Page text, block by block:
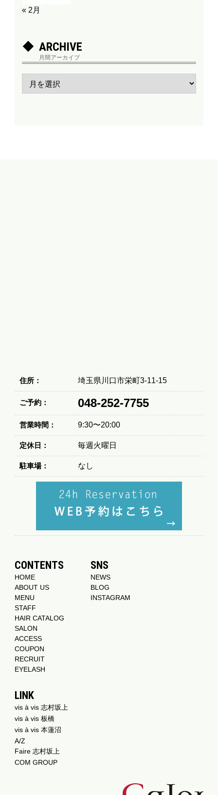
« 2月
ARCHIVE
月間アーカイブ
住所： 埼玉県川口市栄町3-11-15
ご予約： 048-252-7755
営業時間： 9:30〜20:00
定休日： 毎週火曜日
駐車場： なし
CONTENTS
HOME
ABOUT US
MENU
STAFF
HAIR CATALOG
SALON
ACCESS
COUPON
RECRUIT
EYELASH
SNS
NEWS
BLOG
INSTAGRAM
LINK
vis à vis 志村坂上
vis à vis 板橋
vis à vis 本蓮沼
A/Z
Faire 志村坂上
COM GROUP